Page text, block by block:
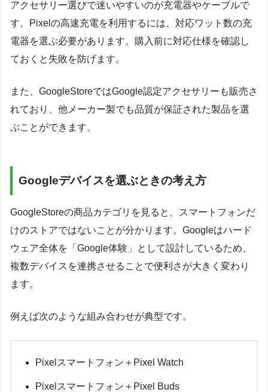
アクセサリー選びで迷いやすいのが充電器やケーブルで
す。Pixelの高速充電を利用するには、対応ワット数の充
電器を選ぶ必要があります。購入前に対応仕様を確認し
ておくと失敗を防げます。
また、GoogleStoreではGoogle認定アクセサリーも販売さ
れており、他メーカー製でも品質が保証された製品を選
ぶことができます。
Googleデバイスを選ぶときの考え方
GoogleStoreの商品カテゴリを見ると、スマートフォンだ
けのストアではないことが分かります。Googleはハード
ウェア全体を「Google体験」として設計しているため、
複数デバイスを連携させることで便利さが大きく変わり
ます。
例えば次のような組み合わせが典型です。
Pixelスマートフォン＋Pixel Watch
Pixelスマートフォン＋Pixel Buds